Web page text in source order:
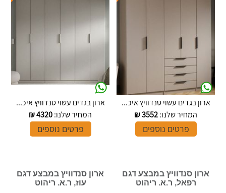
ארון בגדים עשוי סנדוויץ איכ...
המחיר שלנו:3552
₪
פרטים נוספים
ארון בגדים עשוי סנדוויץ איכ...
המחיר שלנו:4320
₪
פרטים נוספים
ארון סנדוויץ במבצע דגם
רפאל, ר.א. ריהוט
ארון סנדוויץ במבצע דגם
עוז, ר.א. ריהוט